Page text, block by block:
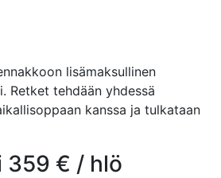
lisämaksullinen
Retket tehdään yhdessä
kanssa ja tulkataan
359 € / hlö